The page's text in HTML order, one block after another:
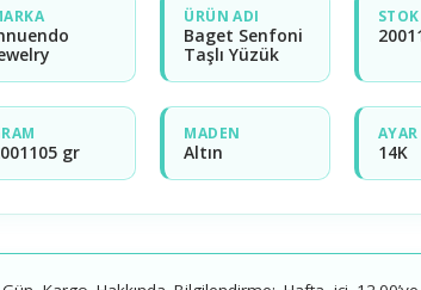
ÜRÜN ADI
Baget Senfoni
Taşlı Yüzük
gr
MADEN
Altın
AYAR
14K